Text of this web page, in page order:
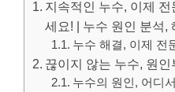
지속적인 누수, 이제
세요! | 누수 원인 분석,
누수 해결, 이제 전
끊이지 않는 누수, 원
누수의 원인, 어디